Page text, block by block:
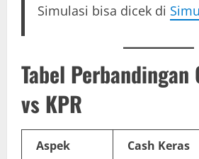
Simulasi bisa dicek di
Tabel Perbandingan
vs KPR
Aspek Cash Keras